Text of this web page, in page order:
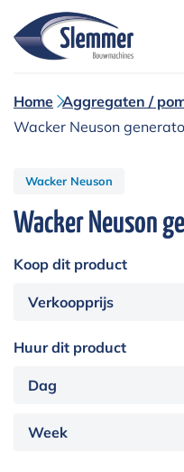
Home Aggregaten /
Wacker Neuson
Wacker Neuson
Wacker Neuson
Koop dit product
Verkoopprijs
Huur dit product
Dag
Week